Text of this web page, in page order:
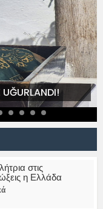
UĞURLANDI!
στις
η Ελλάδα